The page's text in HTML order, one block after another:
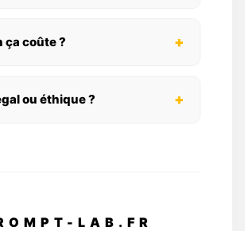
ça coûte ? +
ou éthique ? +
LAB.FR